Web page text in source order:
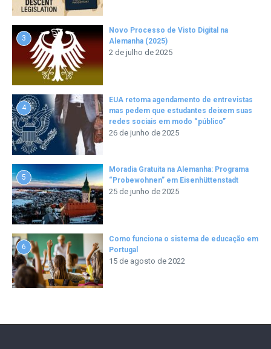
3
Novo Processo de Visto Digital na
Alemanha (2025)
2 de julho de 2025
4
EUA retoma agendamento de entrevistas
mas pedem que estudantes deixem suas
redes sociais em modo “público”
26 de junho de 2025
5
Moradia Gratuita na Alemanha: Programa
“Probewohnen” em Eisenhüttenstadt
25 de junho de 2025
6
Como funciona o sistema de educação em
Portugal
15 de agosto de 2022